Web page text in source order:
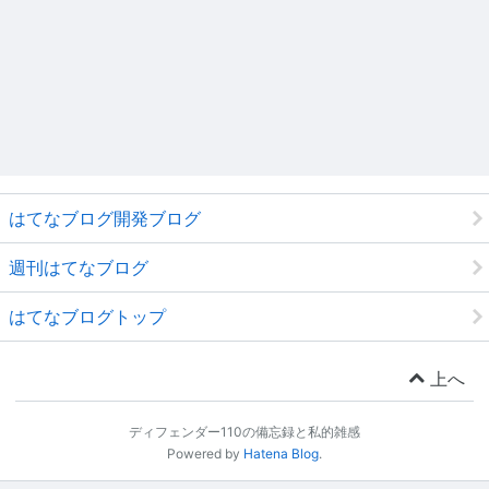
はてなブログ開発ブログ
週刊はてなブログ
はてなブログトップ
上へ
ディフェンダー110の備忘録と私的雑感
Powered by Hatena Blog.